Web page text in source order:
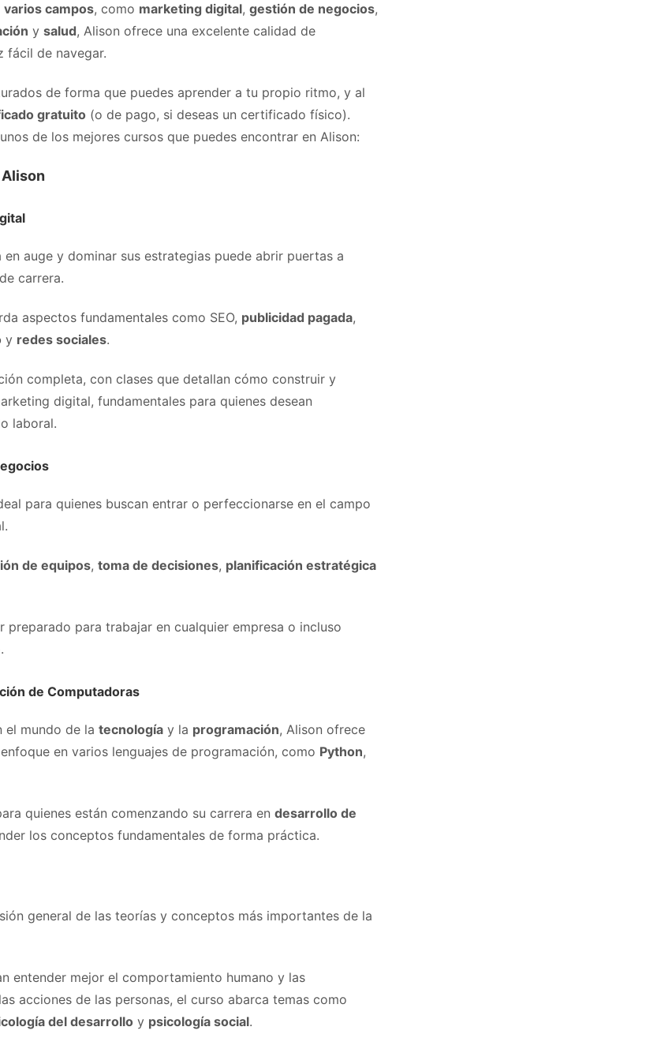
varios campos, como marketing digital, gestión de negocios,
y salud, Alison ofrece una excelente calidad de
fácil de navegar.
de forma que puedes aprender a tu propio ritmo, y al
gratuito (o de pago, si deseas un certificado físico).
de los mejores cursos que puedes encontrar en Alison:
en auge y dominar sus estrategias puede abrir puertas a
carrera.
aspectos fundamentales como SEO, publicidad pagada,
y redes sociales.
completa, con clases que detallan cómo construir y
digital, fundamentales para quienes desean
laboral.
para quienes buscan entrar o perfeccionarse en el campo
de equipos, toma de decisiones, planificación estratégica
preparado para trabajar en cualquier empresa o incluso
de Computadoras
el mundo de la tecnología y la programación, Alison ofrece
en varios lenguajes de programación, como Python,
quienes están comenzando su carrera en desarrollo de
los conceptos fundamentales de forma práctica.
general de las teorías y conceptos más importantes de la
entender mejor el comportamiento humano y las
acciones de las personas, el curso abarca temas como
del desarrollo y psicología social.